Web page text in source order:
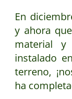
En
y ahora
material y
instalado
terreno,
ha